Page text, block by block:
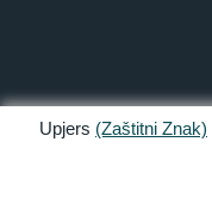
Upjers (Zaštitni Znak)